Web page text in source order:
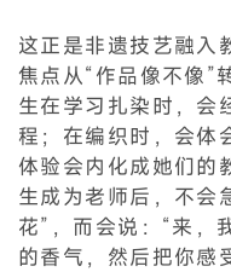
这正是非遗技艺融入
焦点从“作品像不像”
生在学习扎染时，会
程；在编织时，会体
体验会内化成她们的
生成为老师后，不会
花”，而会说：“来，
的香气，然后把你感